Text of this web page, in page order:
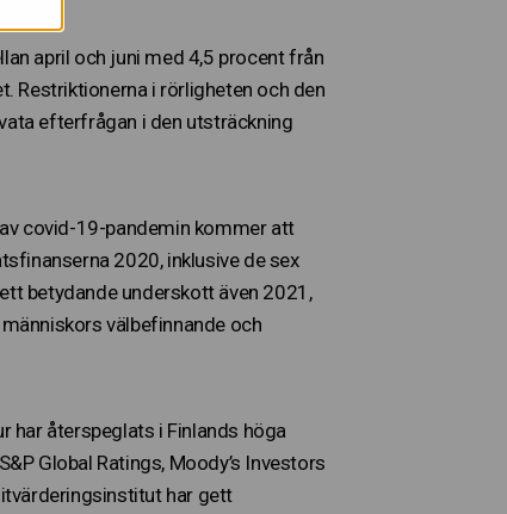
april och juni med 4,5 procent från
Restriktionerna i rörligheten och den
efterfrågan i den utsträckning
covid-19-pandemin kommer att
2020, inklusive de sex
betydande underskott även 2021,
välbefinnande och
har återspeglats i Finlands höga
Global Ratings, Moody’s Investors
har gett